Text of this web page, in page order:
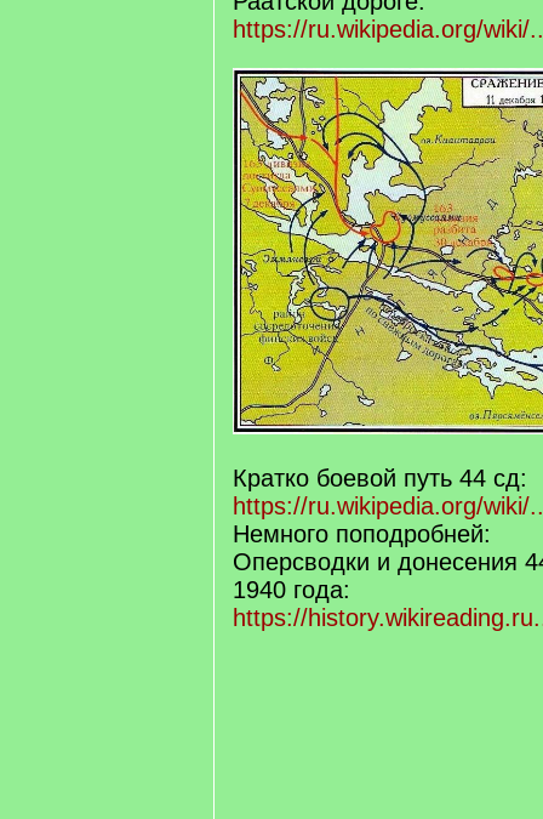
https://ru.wikipedia.org/wiki/
Кратко боевой путь 44 сд:
https://ru.wikipedia.org/wiki/
Немного поподробней:
Оперсводки и донесения
1940 года:
https://